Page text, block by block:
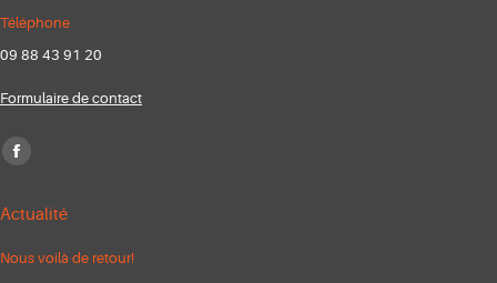
Téléphone
09 88 43 91 20
Formulaire de contact
Trouvez nous sur :
Facebook
opens
Actualité
Nous voilà de retour!